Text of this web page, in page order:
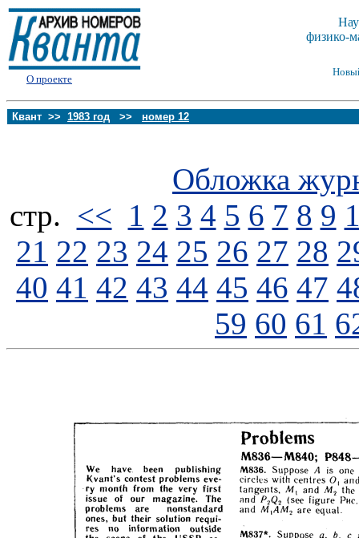
О проекте
физико-
Квант >> 1983 год >> номер 12
Обложка
стp. << 1 2 3 4 5 6 7 8 9
21 22 23 24 25 26 27 28
40 41 42 43 44 45 46 47
59 60 61